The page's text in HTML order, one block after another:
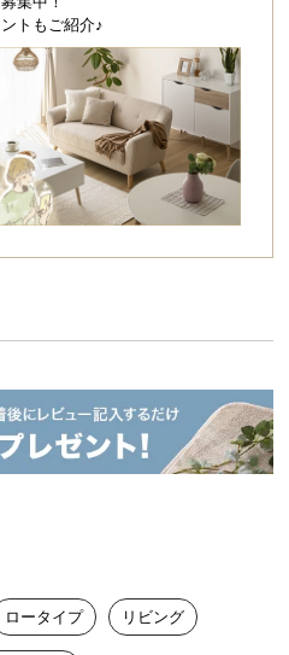
ープン棚を備え、機能性に
台です。
ス設計でワンルームにも
うシンプルでコンパクト
トもご紹介♪
ロータイプ リビング